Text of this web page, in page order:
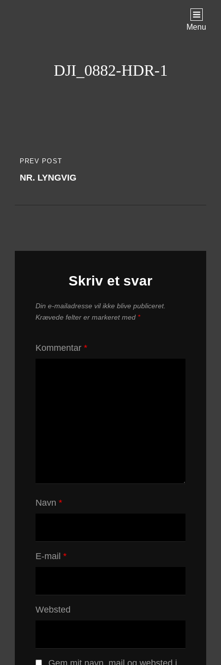
Menu
DJI_0882-HDR-1
Indlægsnavigation
PREVIOUS
POST
PREV POST
NR. LYNGVIG
Skriv et svar
Din e-mailadresse vil ikke blive publiceret.
Krævede felter er markeret med *
Kommentar *
Navn *
E-mail *
Websted